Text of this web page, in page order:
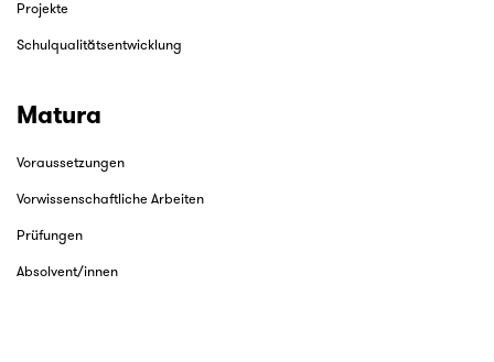
Projekte
Schulqualitätsentwicklung
Matura
Voraussetzungen
Vorwissenschaftliche Arbeiten
Prüfungen
Absolvent/innen